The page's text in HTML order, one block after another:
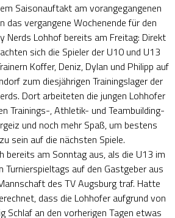
Saisonauftakt am vorangegangenen
das vergangene Wochenende für den
Nerds Lohhof bereits am Freitag: Direkt
sich die Spieler der U10 und U13
Koffer, Deniz, Dylan und Philipp auf
zum diesjährigen Trainingslager der
Dort arbeiteten die jungen Lohhofer
Trainings-, Athletik- und Teambuilding-
und noch mehr Spaß, um bestens
sein auf die nächsten Spiele.
bereits am Sonntag aus, als die U13 im
Turnierspieltags auf den Gastgeber aus
des TV Augsburg traf. Hatte
dass die Lohhofer aufgrund von
Schlaf an den vorherigen Tagen etwas